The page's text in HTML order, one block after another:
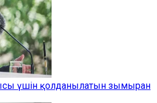
үшін қолданылатын зымыран